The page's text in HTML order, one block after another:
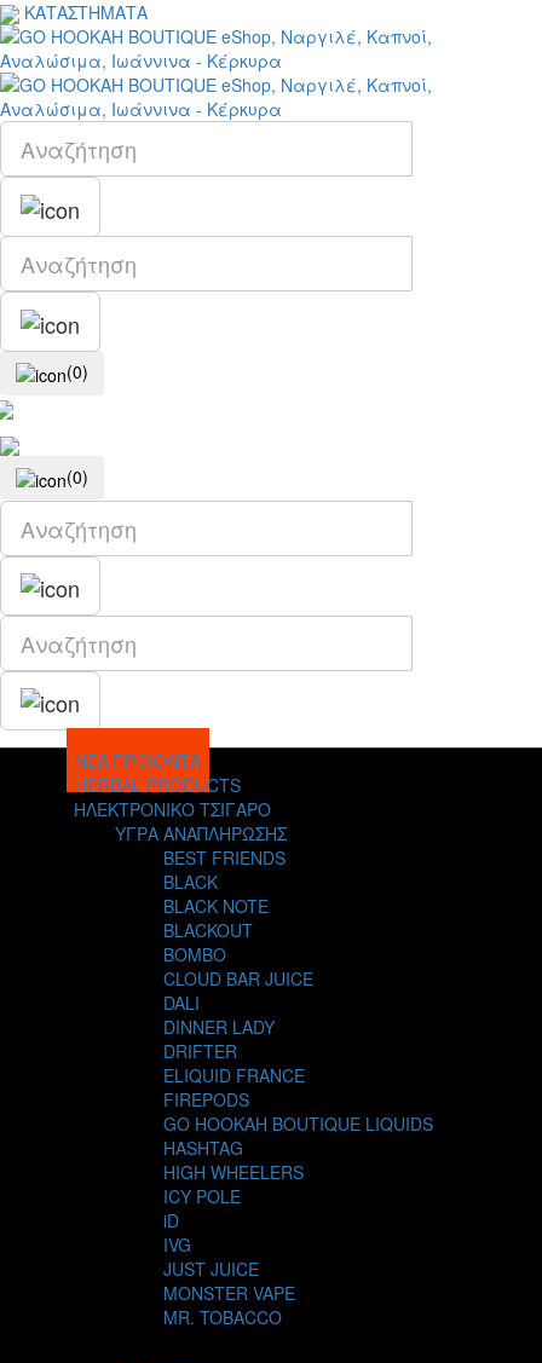
ΚΑΤΑΣΤΗΜΑΤΑ
(0)
(0)
ΝΕΑ ΠΡΟΪΟΝΤΑ
HERBAL PRODUCTS
ΗΛΕΚΤΡΟΝΙΚΟ ΤΣΙΓΑΡΟ
ΥΓΡΑ ΑΝΑΠΛΗΡΩΣΗΣ
BEST FRIENDS
BLACK
BLACK NOTE
BLACKOUT
BOMBO
CLOUD BAR JUICE
DALI
DINNER LADY
DRIFTER
ELIQUID FRANCE
FIREPODS
GO HOOKAH BOUTIQUE LIQUIDS
HASHTAG
HIGH WHEELERS
ICY POLE
iD
IVG
JUST JUICE
MONSTER VAPE
MR. TOBACCO